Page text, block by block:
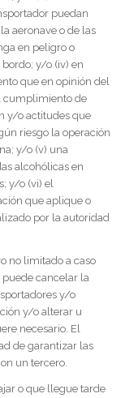
puedan
aeronave o de las
en peligro o
y/o (iv) en
que en opinión del
cumplimiento de
y/o actitudes que
riesgo la operación
y/o (v) una
alcohólicas en
y/o (vi) el
que aplique o
por la autoridad
no limitado a caso
cancelar la
y/o
y/o alterar u
necesario. El
de garantizar las
un tercero.
o que llegue tarde